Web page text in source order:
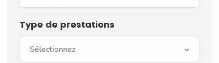
Type de prestations